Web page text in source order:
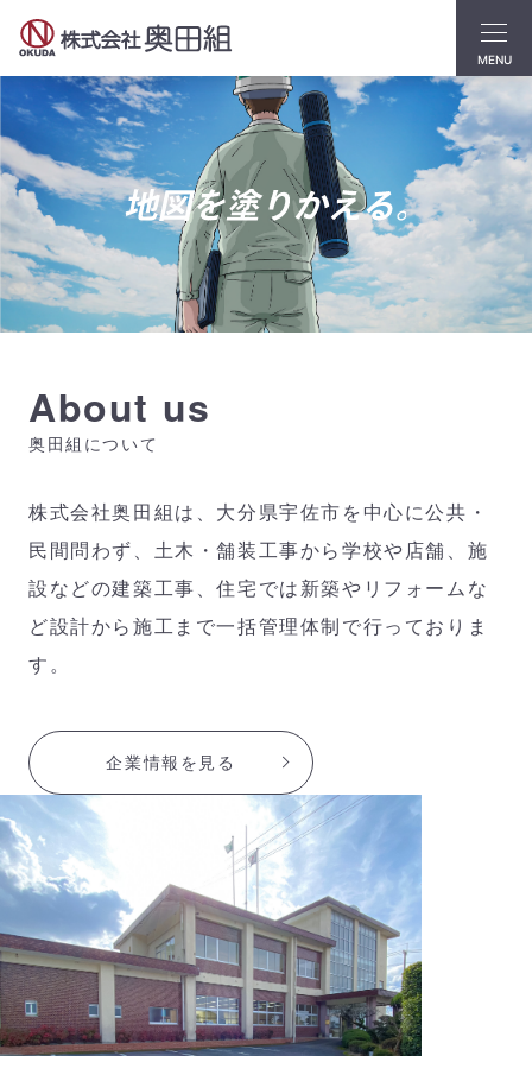
MENU
About us
奥田組について
株式会社奥田組は、大分県宇佐市を中心に公共・
民間問わず、土木・舗装工事から学校や店舗、施
設などの建築工事、住宅では新築やリフォームな
ど設計から施工まで一括管理体制で行っておりま
す。
企業情報を見る